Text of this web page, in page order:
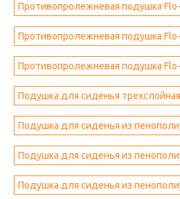
Противопролежневая подушка
Противопролежневая подушка
Противопролежневая подушка
Подушка для сиденья
Подушка для сиденья из
Подушка для сиденья из
Подушка для сиденья из